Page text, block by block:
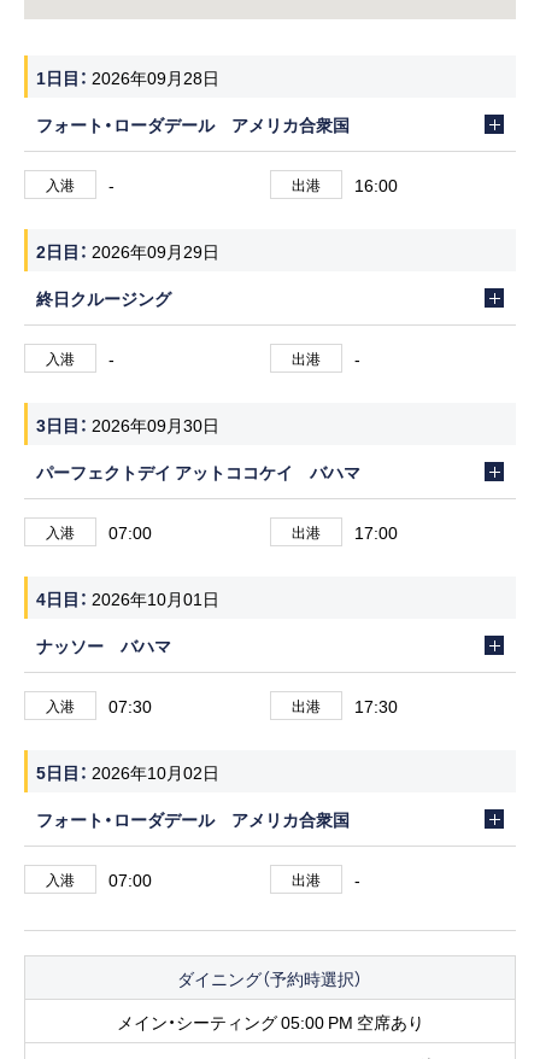
1日目
2026年09月28日
フォート・ローダデール アメリカ合衆国
入港 - 出港 16:00
2日目
2026年09月29日
終日クルージング
入港 - 出港 -
3日目
2026年09月30日
パーフェクトデイ アットココケイ バハマ
入港 07:00 出港 17:00
4日目
2026年10月01日
ナッソー バハマ
入港 07:30 出港 17:30
5日目
2026年10月02日
フォート・ローダデール アメリカ合衆国
入港 07:00 出港 -
ダイニング（予約時選択）
メイン・シーティング 05:00 PM 空席あり